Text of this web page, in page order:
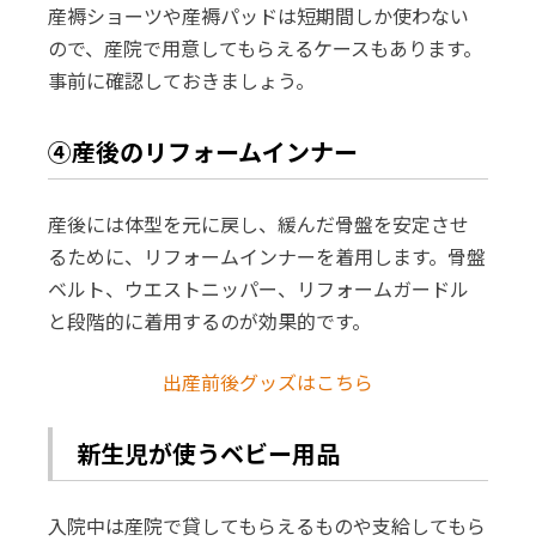
産褥ショーツや産褥パッドは短期間しか使わない
ので、産院で用意してもらえるケースもあります。
事前に確認しておきましょう。
④産後のリフォームインナー
産後には体型を元に戻し、緩んだ骨盤を安定させ
るために、リフォームインナーを着用します。骨盤
ベルト、ウエストニッパー、リフォームガードル
と段階的に着用するのが効果的です。
出産前後グッズはこちら
新生児が使うベビー用品
入院中は産院で貸してもらえるものや支給してもら